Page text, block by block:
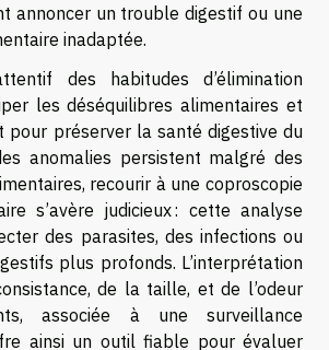
annoncer un trouble digestif ou une
inadaptée.
des habitudes d’élimination
les déséquilibres alimentaires et
pour préserver la santé digestive du
anomalies persistent malgré des
recourir à une coproscopie
s’avère judicieux : cette analyse
des parasites, des infections ou
plus profonds. L’interprétation
de la taille, et de l’odeur
associée à une surveillance
ainsi un outil fiable pour évaluer